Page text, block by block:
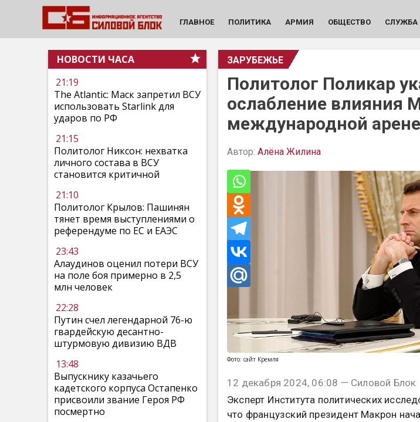
ГЛАВНОЕ ПОЛИТИКА АРМИЯ ОБЩЕСТВО СЛУЖБА
НОВОСТИ ЧАСА
21:19
The Atlantic: Маск запретил ВСУ
использовать Starlink для
ударов по РФ
21:15
Политолог Никсон: нехватка
личного состава в ВСУ
становится критичной
21:10
Политолог Крылов: Пашинян
тянет время выступлениями о
референдуме по ЕС и ЕАЭС
23:43
Алаудинов оценил потери ВСУ
на поле боя примерно в 2,5
млн человек
22:28
Путин счел легендарной 76-ю
гвардейскую десантно-
штурмовую дивизию ВДВ
13:48
Выпускнику казачьего
кадетского корпуса Остапенко
присвоили звание Героя РФ
посмертно
ЗАРУБЕЖЬЕ
Политолог Поликар
ослабление влияния
международной арене
Автор: Алёна Жилина
Фото: сайт Кремля
12 декабря 2024, 06:08 — Силовой Блок
Эксперт Института политических
что французский президент Макрон